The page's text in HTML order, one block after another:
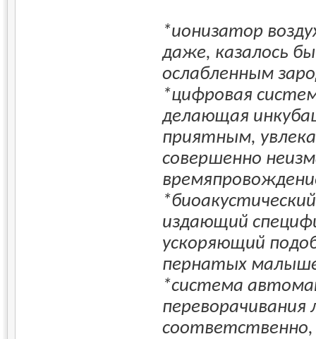
*ионизатор
даже, казалось
ослабленным
*цифровая
делающая
приятным,
совершенно
издающий
ускоряющий
пернатых
*система
переворачивания
соответственно,